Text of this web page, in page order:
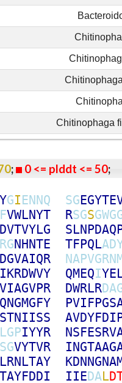
Chitinophaga
; 0 <= plddt <= 50;
YGIENNQ SGEGYTE
FVWLNYT RSGSGWG
VTVYLG SLNPDAQ
RGNHNTE TFPQLAD
DGVAIQR NAPVGRN
IKRDWVY QMEQIYE
IAGVPR DWRLRDA
QNGMGFY PVIFPGS
STNIISS AVDYFDI
LGPIYYR NSFESRV
GVYTVR INGTAAG
RNLTAY KDNNGNA
TAYFDDI IIEDALD